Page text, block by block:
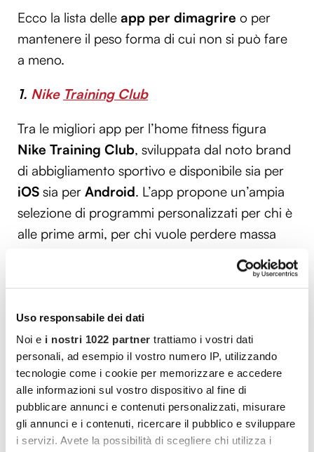
Uso responsabile dei dati
Noi e i nostri 1022 partner trattiamo i vostri dati
personali, ad esempio il vostro numero IP, utilizzando
tecnologie come i cookie per memorizzare e accedere
alle informazioni sul vostro dispositivo al fine di
pubblicare annunci e contenuti personalizzati, misurare
gli annunci e i contenuti, ricercare il pubblico e sviluppare
i servizi. Avete la possibilità di scegliere chi utilizza i
Ecco la lista delle app per dimagrire o per
mantenere il peso forma di cui non si può fare
a meno.
1. Nike Training Club
Tra le migliori app per l’home fitness figura
Nike Training Club, sviluppata dal noto brand
di abbigliamento sportivo e disponibile sia per
iOS sia per Android. L’app propone un’ampia
selezione di programmi personalizzati per chi è
alle prime armi, per chi vuole perdere massa
grassa e per gli amanti del bodyweight e del
Si può scegliere tra tantissime raccolte create
in collaborazione con esperti qualificati che
includono loyoga , il riscaldamento dinamico
per atleti, il cross training e l’allenamento
sincronizzato con il ciclo.
Una volta scaricata l’app in questione, aprirla e